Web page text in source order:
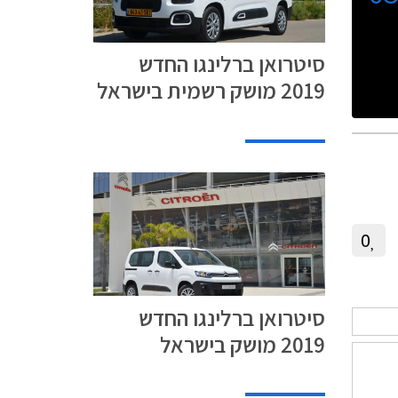
0
סיטרואן ברלינגו החדש
2019 מושק רשמית בישראל
סיטרואן ברלינגו החדש
2019 מושק בישראל